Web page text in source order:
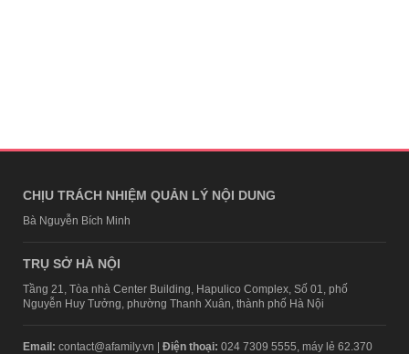
CHỊU TRÁCH NHIỆM QUẢN LÝ NỘI DUNG
Bà Nguyễn Bích Minh
TRỤ SỞ HÀ NỘI
Tầng 21, Tòa nhà Center Building, Hapulico Complex, Số 01, phố
Nguyễn Huy Tưởng, phường Thanh Xuân, thành phố Hà Nội
Email: contact@afamily.vn | Điện thoại: 024 7309 5555, máy lẻ 62.370